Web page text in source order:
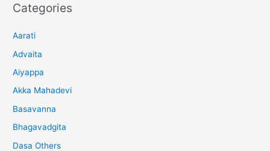
Categories
Aarati
Advaita
Aiyappa
Akka Mahadevi
Basavanna
Bhagavadgita
Dasa Others